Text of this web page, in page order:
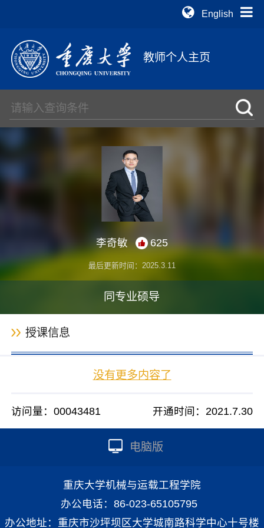
English
教师个人主页
李奇敏 625
最后更新时间： 2025.3.11
同专业硕导
授课信息
没有更多内容了
访问量：00043481 开通时间： 2021.7.30
电脑版
重庆大学机械与运载工程学院
办公电话：86-023-65105795
办公地址：重庆市沙坪坝区大学城南路科学中心十号楼